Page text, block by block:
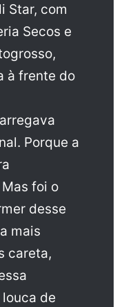
Star, com
Secos e
à frente do
Porque a
foi o
desse
mais
careta,
de